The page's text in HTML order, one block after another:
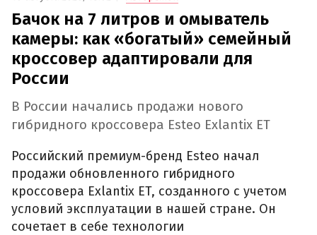
Бачок на 7 литров и омыватель
камеры: как «богатый» семейный
кроссовер адаптировали для
России
В России начались продажи нового
гибридного кроссовера Esteo Exlantix ET
Российский премиум-бренд Esteo начал
продажи обновленного гибридного
кроссовера Exlantix ET, созданного с учетом
условий эксплуатации в нашей стране. Он
сочетает в себе технологии